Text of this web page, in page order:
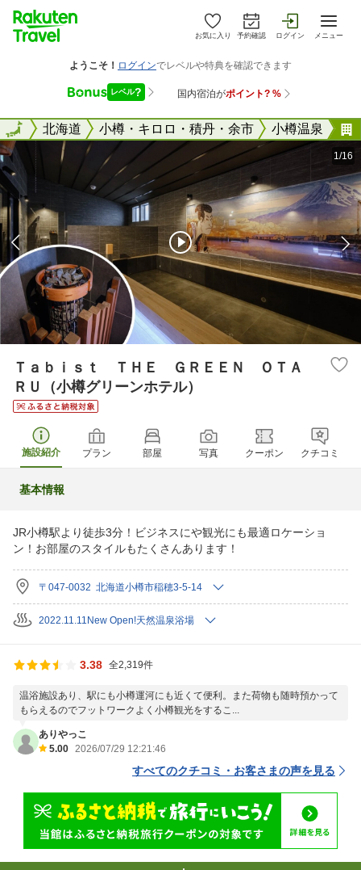
お気に入り 予約確認 ログイン メニュー
全国北海道 小樽・キロロ・積丹・余市 小樽温泉
全国
1/16
Ｔａｂｉｓｔ ＴＨＥ ＧＲＥＥＮ ＯＴＡ
ＲＵ（小樽グリーンホテル）
施設紹介 プラン 部屋 写真 クーポン クチコミ
基本情報
JR小樽駅より徒歩3分！ビジネスにや観光にも最適ロケーショ
ン！お部屋のスタイルもたくさんあります！
〒047-0032 北海道小樽市稲穂3-5-14
2022.11.11New Open!天然温泉浴場
3.38 全2,319件
温浴施設あり、駅にも小樽運河にも近くて便利。また荷物も随時預かって
もらえるのでフットワークよく小樽観光をするこ...
ありやっこ
5.00 2026/07/29 12:21:46
すべてのクチコミ・お客さまの声を見る